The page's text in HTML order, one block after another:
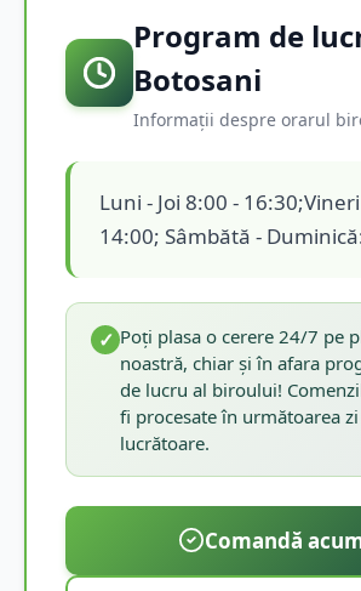
Program de
Botosani
Informații despre orarul
Luni - Joi 8:00 -
14:00; Sâmbătă -
✓ Poți plasa o cerere 24/7 pe
noastră, chiar și în afara
de lucru al biroului!
fi procesate în următoarea zi
lucrătoare.
Comandă